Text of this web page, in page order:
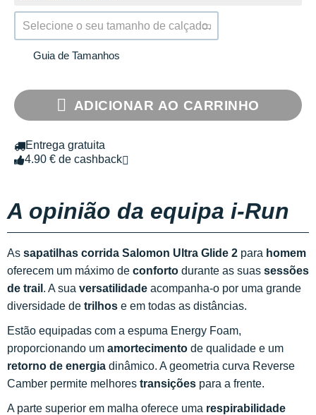
Selecione o seu tamanho de calçado.
Guia de Tamanhos
ADICIONAR AO CARRINHO
Entrega gratuita
4.90 € de cashback
A opinião da equipa i-Run
As sapatilhas corrida Salomon Ultra Glide 2 para homem
oferecem um máximo de conforto durante as suas sessões
de trail . A sua versatilidade acompanha-o por uma grande
diversidade de trilhos e em todas as distâncias.
Estão equipadas com a espuma Energy Foam,
proporcionando um amortecimento de qualidade e um
retorno de energia dinâmico. A geometria curva Reverse
Camber permite melhores transições para a frente.
A parte superior em malha oferece uma respirabilidade